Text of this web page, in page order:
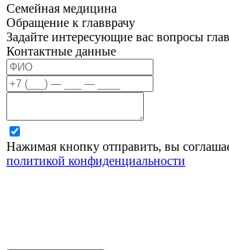
Семейная медицина
Обращение к главврачу
Задайте интересующие вас вопросы
Контактные данные
Нажимая кнопку отправить, вы
политикой конфиденциальности